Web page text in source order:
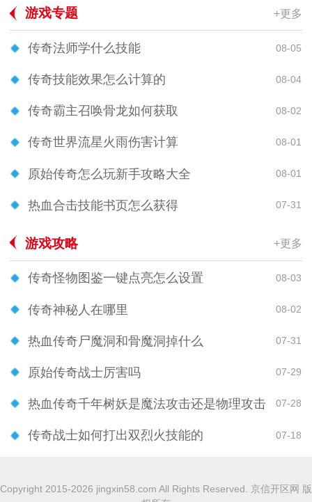
游戏专题 +更多
传奇法师学什么技能 08-05
传奇技能效果怎么计算的 08-04
传奇霸主召唤骨龙如何获取 08-02
传奇世界流星火雨伤害计算 08-01
原始传奇怎么玩新手攻略大全 08-01
热血合击技能书页怎么获得 07-31
游戏攻略 +更多
传奇怪物图鉴一键点亮怎么设置 08-03
传奇神秘人在哪里 08-02
热血传奇尸魔洞和骨魔洞掉什么 07-31
原始传奇战士厉害吗 07-29
热血传奇千年树妖是魔法攻击还是物理攻击 07-28
传奇战士如何打出双烈火技能的 07-18
Copyright 2015-2026 jingxin58.com All Rights Reserved. 京信开区网 版